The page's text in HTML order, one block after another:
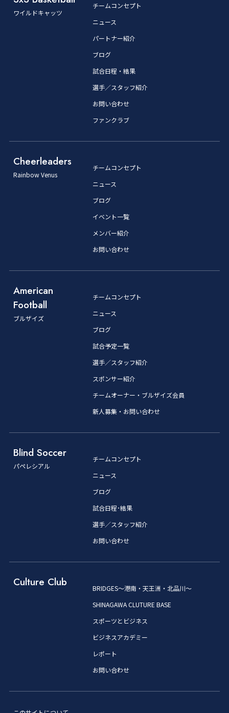
ワイルドキャッツ
チームコンセプト
ニュース
パートナー紹介
ブログ
試合日程・結果
選手／スタッフ紹介
お問い合わせ
ファンクラブ
Cheerleaders
Rainbow Venus
チームコンセプト
ニュース
ブログ
イベント一覧
メンバー紹介
お問い合わせ
American
Football
ブルザイズ
チームコンセプト
ニュース
ブログ
試合予定一覧
選手／スタッフ紹介
スポンサー紹介
チームオーナー・ブルザイズ会員
新人募集・お問い合わせ
Blind Soccer
パペレシアル
チームコンセプト
ニュース
ブログ
試合日程･結果
選手／スタッフ紹介
お問い合わせ
Culture Club
BRIDGES～港南・天王洲・北品川～
SHINAGAWA CLUTURE BASE
スポーツとビジネス
ビジネスアカデミー
レポート
お問い合わせ